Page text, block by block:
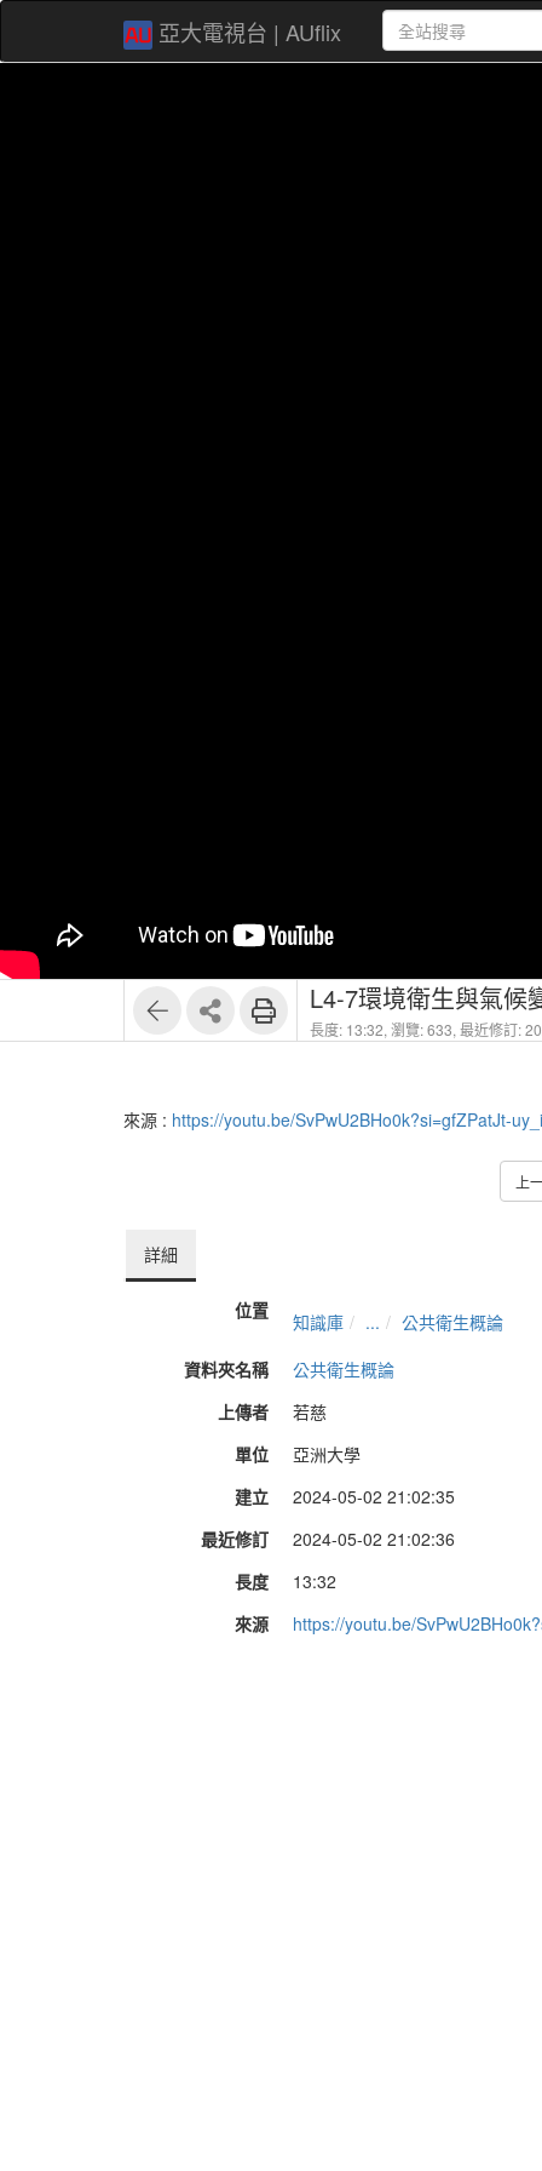
亞大電視台 | AUflix
L4-7環境衛生與氣候
長度: 13:32, 瀏覽: 633, 最近修訂:
來源 : https://youtu.be/SvPwU2BHo0k?si=gfZPatJt-
上
詳細
位置 知識庫 ...
公共衛生概論
資料夾名稱
公共衛生概論
上傳者
若慈
單位
亞洲大學
建立
2024-05-02 21:02:35
最近修訂
2024-05-02 21:02:36
長度
13:32
來源
https://youtu.be/